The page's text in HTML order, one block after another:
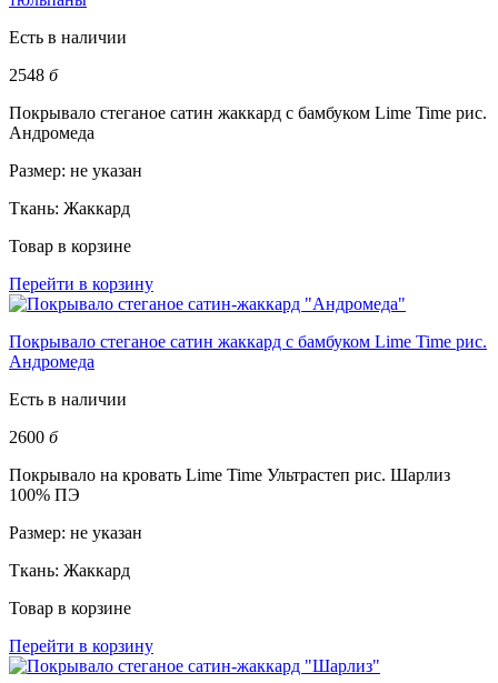
Есть в наличии
2548 б
Покрывало стеганое сатин жаккард с бамбуком Lime Time рис.
Андромеда
Размер: не указан
Ткань: Жаккард
Товар в корзине
Перейти в корзину
Покрывало стеганое сатин жаккард с бамбуком Lime Time рис.
Андромеда
Есть в наличии
2600 б
Покрывало на кровать Lime Time Ультрастеп рис. Шарлиз
100% ПЭ
Размер: не указан
Ткань: Жаккард
Товар в корзине
Перейти в корзину